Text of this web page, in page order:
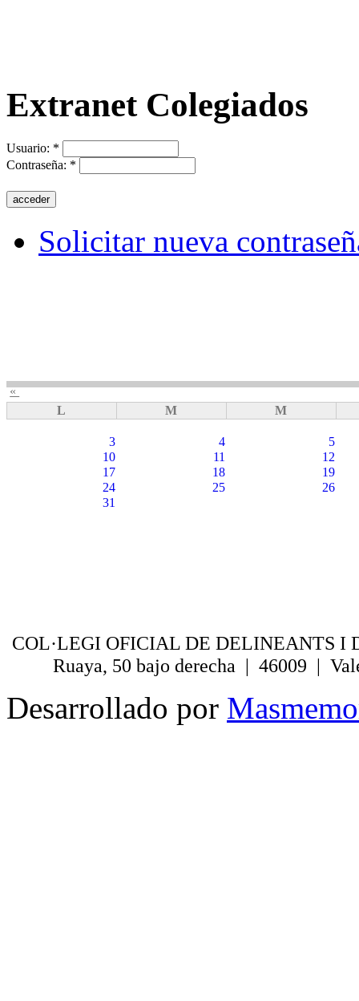
Extranet Colegiados
Usuario: *
Contraseña: *
Solicitar nueva
«
L
M M
3 4
5
10
11
12
17
18
19
24
25
26
31
COL·LEGI OFICIAL DE DELINEANTS I
Ruaya, 50 bajo derecha | 46009 |
Desarrollado por